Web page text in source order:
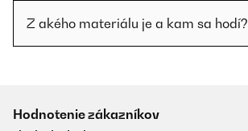
Z akého materiálu je a kam sa hodí?
Hodnotenie zákazníkov